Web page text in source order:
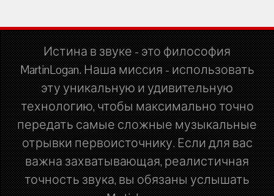
Истина в звуке - это философия
MartinLogan. Наша миссия - использовать
эту уникальную и удивительную
технологию, чтобы максимально точно
передать самые сложные музыкальные
отрывки первоисточнику. Если для вас
важна захватывающая, реалистичная
точность звука, вы обязаны услышать